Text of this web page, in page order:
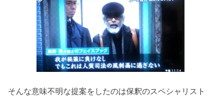
そんな意味不明な提案をしたのは保釈のスペシャリスト